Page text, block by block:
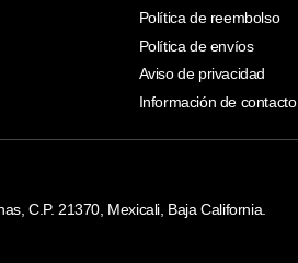
Política de reembolso
Política de envíos
Aviso de privacidad
Información de contacto
C.P. 21370, Mexicali, Baja California.